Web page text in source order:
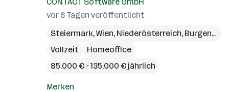
vor 6 Tagen veröffentlicht
Steiermark,Wien, Niederösterreich, Burgenland
Vollzeit
Homeoffice
85.000 € – 135.000 € jährlich
Merken